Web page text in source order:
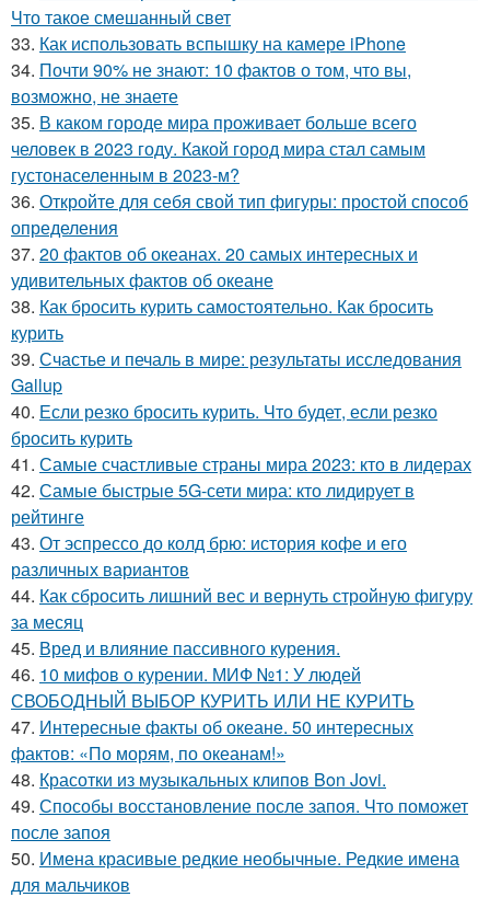
Что такое смешанный свет
33. Как использовать вспышку на камере iPhone
34. Почти 90% не знают: 10 фактов о том, что вы,
возможно, не знаете
35. В каком городе мира проживает больше всего
человек в 2023 году. Какой город мира стал самым
густонаселенным в 2023-м?
36. Откройте для себя свой тип фигуры: простой способ
определения
37. 20 фактов об океанах. 20 самых интересных и
удивительных фактов об океане
38. Как бросить курить самостоятельно. Как бросить
курить
39. Счастье и печаль в мире: результаты исследования
Gallup
40. Если резко бросить курить. Что будет, если резко
бросить курить
41. Самые счастливые страны мира 2023: кто в лидерах
42. Самые быстрые 5G-сети мира: кто лидирует в
рейтинге
43. От эспрессо до колд брю: история кофе и его
различных вариантов
44. Как сбросить лишний вес и вернуть стройную фигуру
за месяц
45. Вред и влияние пассивного курения.
46. 10 мифов о курении. МИФ №1: У людей
СВОБОДНЫЙ ВЫБОР КУРИТЬ ИЛИ НЕ КУРИТЬ
47. Интересные факты об океане. 50 интересных
фактов: «По морям, по океанам!»
48. Красотки из музыкальных клипов Bon Jovi.
49. Способы восстановление после запоя. Что поможет
после запоя
50. Имена красивые редкие необычные. Редкие имена
для мальчиков